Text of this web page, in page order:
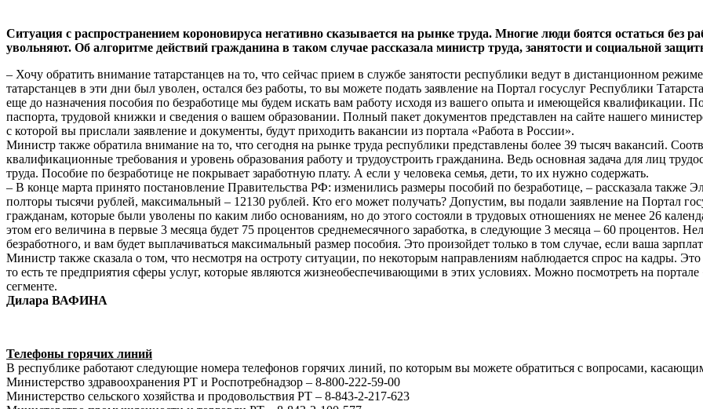
Ситуация с распространением короновируса негативно сказывается на рынке труда. Многие люди боятся остаться без
увольняют. Об алгоритме действий гражданина в таком случае рассказала министр труда, занятости и социальной
– Хочу обратить внимание татарстанцев на то, что сейчас прием в службе занятости республики ведут в дистанционном
татарстанцев в эти дни был уволен, остался без работы, то вы можете подать заявление на Портал госуслуг Республики
еще до назначения пособия по безработице мы будем искать вам работу исходя из вашего опыта и имеющейся квалификации.
паспорта, трудовой книжки и сведения о вашем образовании. Полный пакет документов представлен на сайте нашего
с которой вы прислали заявление и документы, будут приходить вакансии из портала «Работа в России».
Министр также обратила внимание на то, что сегодня на рынке труда республики представлены более 39 тысяч вакансий.
квалификационные требования и уровень образования работу и трудоустроить гражданина. Ведь основная задача для лиц
труда. Пособие по безработице не покрывает заработную плату. А если у человека семья, дети, то их нужно содержать.
– В конце марта принято постановление Правительства РФ: изменились размеры пособий по безработице, – рассказала
полторы тысячи рублей, максимальный – 12130 рублей. Кто его может получать? Допустим, вы подали заявление на Портал
гражданам, которые были уволены по каким либо основаниям, но до этого состояли в трудовых отношениях не менее 26
этом его величина в первые 3 месяца будет 75 процентов среднемесячного заработка, в следующие 3 месяца – 60 процентов.
безработного, и вам будет выплачиваться максимальный размер пособия. Это произойдет только в том случае, если ваша
Министр также сказала о том, что несмотря на остроту ситуации, по некоторым направлениям наблюдается спрос на кадры.
то есть те предприятия сферы услуг, которые являются жизнеобеспечивающими в этих условиях. Можно посмотреть на
сегменте.
Дилара ВАФИНА
Телефоны горячих линий
В республике работают следующие номера телефонов горячих линий, по которым вы можете обратиться с вопросами,
Министерство здравоохранения РТ и Роспотребнадзор – 8-800-222-59-00
Министерство сельского хозяйства и продовольствия РТ – 8-843-2-217-623